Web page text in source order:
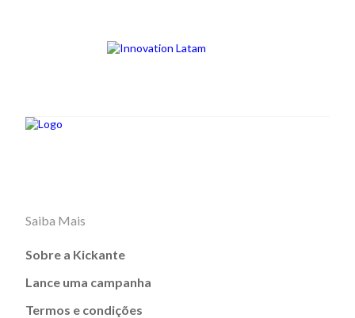
Saiba Mais
Sobre a Kickante
Lance uma campanha
Termos e condições